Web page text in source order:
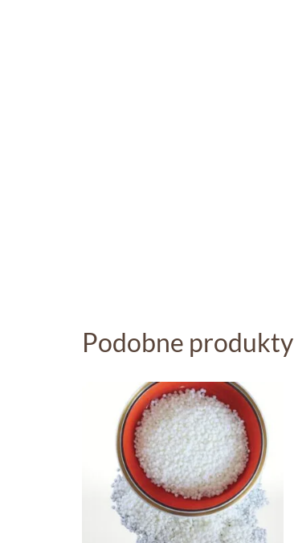
Podobne produkty